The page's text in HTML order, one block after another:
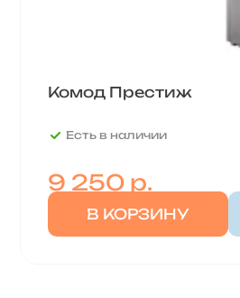
Комод Престиж
Есть в наличии
9 250р.
В КОРЗИНУ